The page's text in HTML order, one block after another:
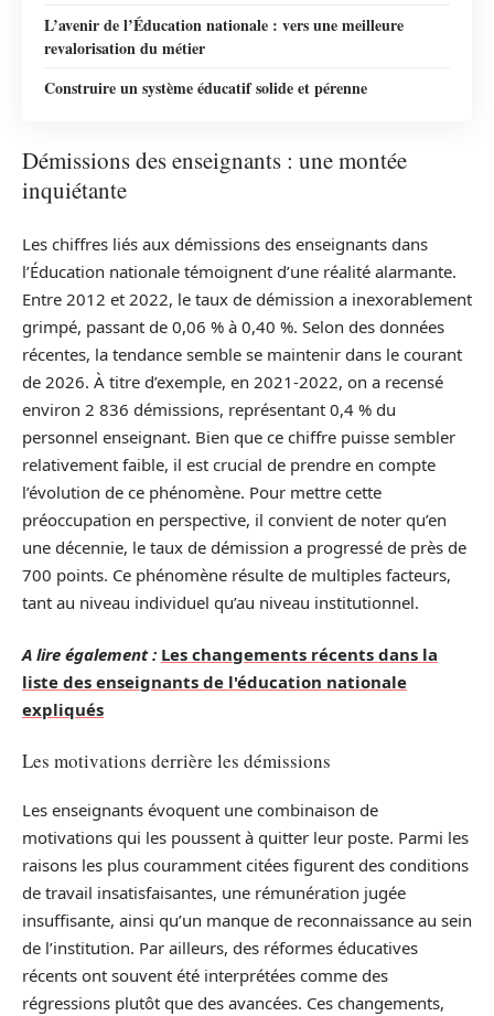
L’avenir de l’Éducation nationale : vers une meilleure
revalorisation du métier
Construire un système éducatif solide et pérenne
Démissions des enseignants : une montée
inquiétante
Les chiffres liés aux démissions des enseignants dans
l’Éducation nationale témoignent d’une réalité alarmante.
Entre 2012 et 2022, le taux de démission a inexorablement
grimpé, passant de 0,06 % à 0,40 %. Selon des données
récentes, la tendance semble se maintenir dans le courant
de 2026. À titre d’exemple, en 2021-2022, on a recensé
environ 2 836 démissions, représentant 0,4 % du
personnel enseignant. Bien que ce chiffre puisse sembler
relativement faible, il est crucial de prendre en compte
l’évolution de ce phénomène. Pour mettre cette
préoccupation en perspective, il convient de noter qu’en
une décennie, le taux de démission a progressé de près de
700 points. Ce phénomène résulte de multiples facteurs,
tant au niveau individuel qu’au niveau institutionnel.
A lire également : Les changements récents dans la
liste des enseignants de l'éducation nationale
expliqués
Les motivations derrière les démissions
Les enseignants évoquent une combinaison de
motivations qui les poussent à quitter leur poste. Parmi les
raisons les plus couramment citées figurent des conditions
de travail insatisfaisantes, une rémunération jugée
insuffisante, ainsi qu’un manque de reconnaissance au sein
de l’institution. Par ailleurs, des réformes éducatives
récents ont souvent été interprétées comme des
régressions plutôt que des avancées. Ces changements,